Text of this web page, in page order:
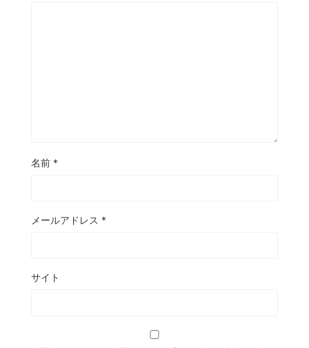
名前 *
メールアドレス *
サイト